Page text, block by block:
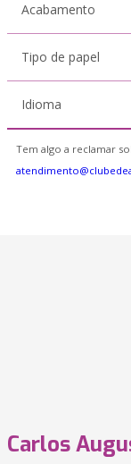
Acabamento
Tipo de papel
Idioma
Tem algo a reclamar
Carlos